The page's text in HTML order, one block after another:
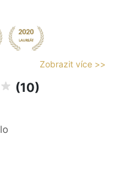
Zobrazit více >>
(10)